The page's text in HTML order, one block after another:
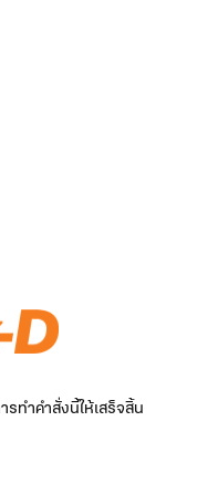
ทำคำสั่งนี้ให้เสร็จสิ้น